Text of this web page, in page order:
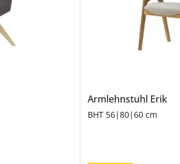
Armlehnstuhl Erik
BHT 56|80|60 cm